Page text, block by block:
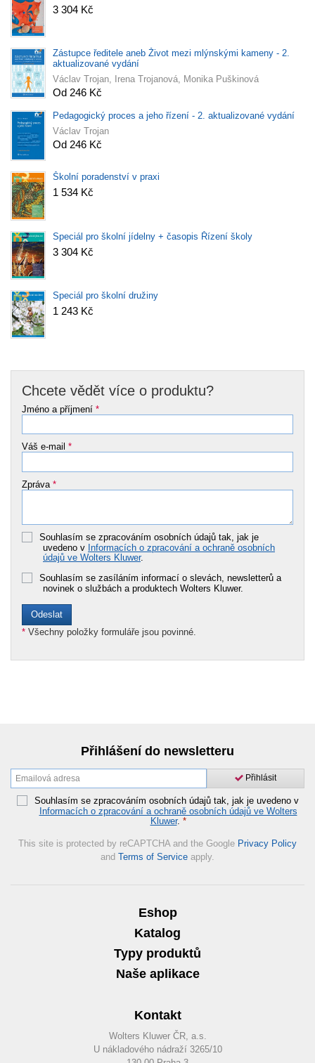
3 304 Kč
Zástupce ředitele aneb Život mezi mlýnskými kameny - 2.
aktualizované vydání
Václav Trojan, Irena Trojanová, Monika Puškinová
Od 246 Kč
Pedagogický proces a jeho řízení - 2. aktualizované vydání
Václav Trojan
Od 246 Kč
Školní poradenství v praxi
1 534 Kč
Speciál pro školní jídelny + časopis Řízení školy
3 304 Kč
Speciál pro školní družiny
1 243 Kč
Chcete vědět více o produktu?
Jméno a příjmení *
Váš e-mail *
Zpráva *
Souhlasím se zpracováním osobních údajů tak, jak je
uvedeno v Informacích o zpracování a ochraně osobních
údajů ve Wolters Kluwer.
Souhlasím se zasíláním informací o slevách, newsletterů a
novinek o službách a produktech Wolters Kluwer.
* Všechny položky formuláře jsou povinné.
Přihlášení do newsletteru
Přihlásit
Souhlasím se zpracováním osobních údajů tak, jak je uvedeno v
Informacích o zpracování a ochraně osobních údajů ve Wolters
Kluwer. *
This site is protected by reCAPTCHA and the Google Privacy Policy
and Terms of Service apply.
Eshop
Katalog
Typy produktů
Naše aplikace
Kontakt
Wolters Kluwer ČR, a.s.
U nákladového nádraží 3265/10